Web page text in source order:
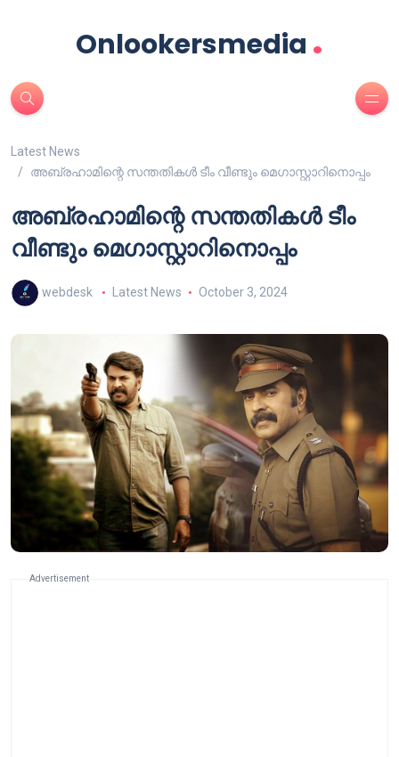
Onlookersmedia .
Latest News
അബ്രഹാമിന്റെ സന്തതികൾ ടീം വീണ്ടും മെഗാസ്റ്റാറിനൊപ്പം
അബ്രഹാമിന്റെ സന്തതികൾ ടീം
വീണ്ടും മെഗാസ്റ്റാറിനൊപ്പം
webdesk Latest News October 3, 2024
Advertisement